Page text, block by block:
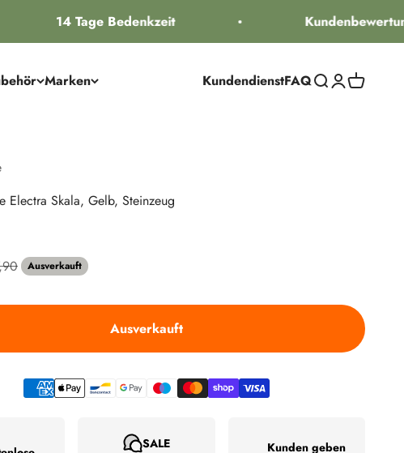
14 Tage Bedenkzeit
Marken KundendienstFAQSuche öffnen
Electra Skala, Gelb, Steinzeug
Preis
Ausverkauft
Ausverkauft
SALE
Kunden geben